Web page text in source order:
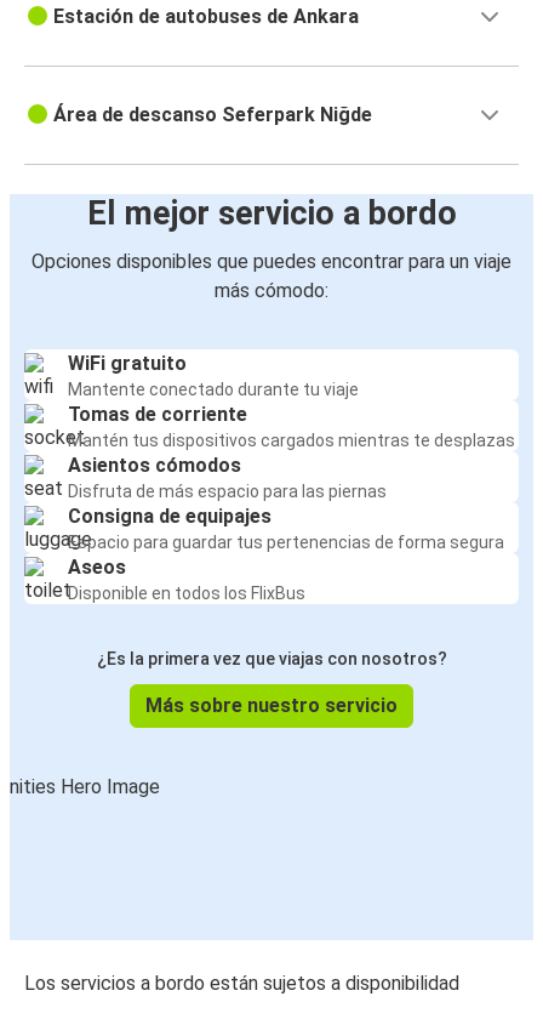
Estación de autobuses de Ankara
Área de descanso Seferpark Niğde
El mejor servicio a bordo
Opciones disponibles que puedes encontrar para un viaje
más cómodo:
WiFi gratuito
Mantente conectado durante tu viaje
Tomas de corriente
Mantén tus dispositivos cargados mientras te desplazas
Asientos cómodos
Disfruta de más espacio para las piernas
Consigna de equipajes
Espacio para guardar tus pertenencias de forma segura
Aseos
Disponible en todos los FlixBus
¿Es la primera vez que viajas con nosotros?
Más sobre nuestro servicio
Los servicios a bordo están sujetos a disponibilidad